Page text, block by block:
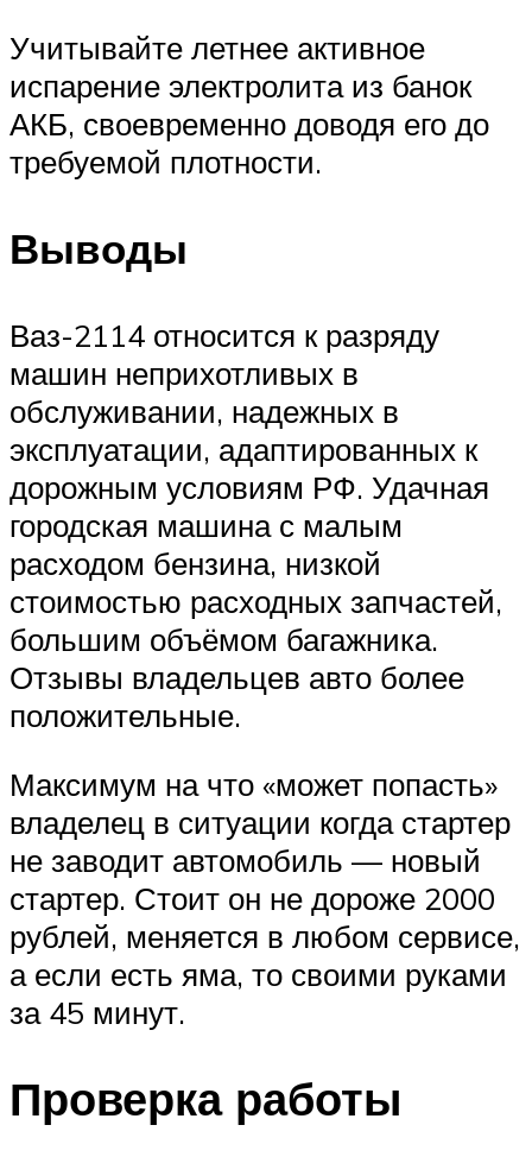
Учитывайте летнее активное
испарение электролита из банок
АКБ, своевременно доводя его до
требуемой плотности.
Выводы
Ваз-2114 относится к разряду
машин неприхотливых в
обслуживании, надежных в
эксплуатации, адаптированных к
дорожным условиям РФ. Удачная
городская машина с малым
расходом бензина, низкой
стоимостью расходных запчастей,
большим объёмом багажника.
Отзывы владельцев авто более
положительные.
Максимум на что «может попасть»
владелец в ситуации когда стартер
не заводит автомобиль — новый
стартер. Стоит он не дороже 2000
рублей, меняется в любом сервисе,
а если есть яма, то своими руками
за 45 минут.
Проверка работы